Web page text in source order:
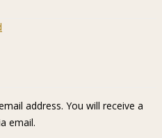
address. You will receive a
email.